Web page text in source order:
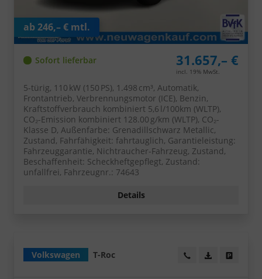
Sofort lieferbar 31.657,– €
incl. 19% MwSt.
ab 246,– € mtl.
5-türig, 110 kW (150 PS), 1.498 cm³, Automatik,
Frontantrieb, Verbrennungsmotor (ICE), Benzin,
Kraftstoffverbrauch kombiniert 5,6 l/100km (WLTP),
CO₂-Emission kombiniert 128.00 g/km (WLTP), CO₂-
Klasse D, Außenfarbe: Grenadillschwarz Metallic,
Zustand, Fahrfähigkeit: fahrtauglich, Garantieleistung:
Fahrzeuggarantie, Nichtraucher-Fahrzeug, Zustand,
Beschaffenheit: Scheckheftgepflegt, Zustand:
unfallfrei, Fahrzeugnr.: 74643
Details
Volkswagen T-Roc Wir rufen Sie an!
PDF-Datei,